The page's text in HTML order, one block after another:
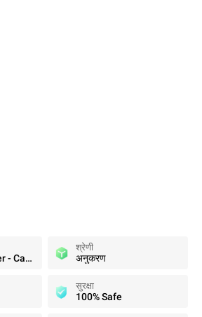
Tanghulu Master - Candy ASMR
श्रेणी
अनुकरण
सुरक्षा
100% Safe